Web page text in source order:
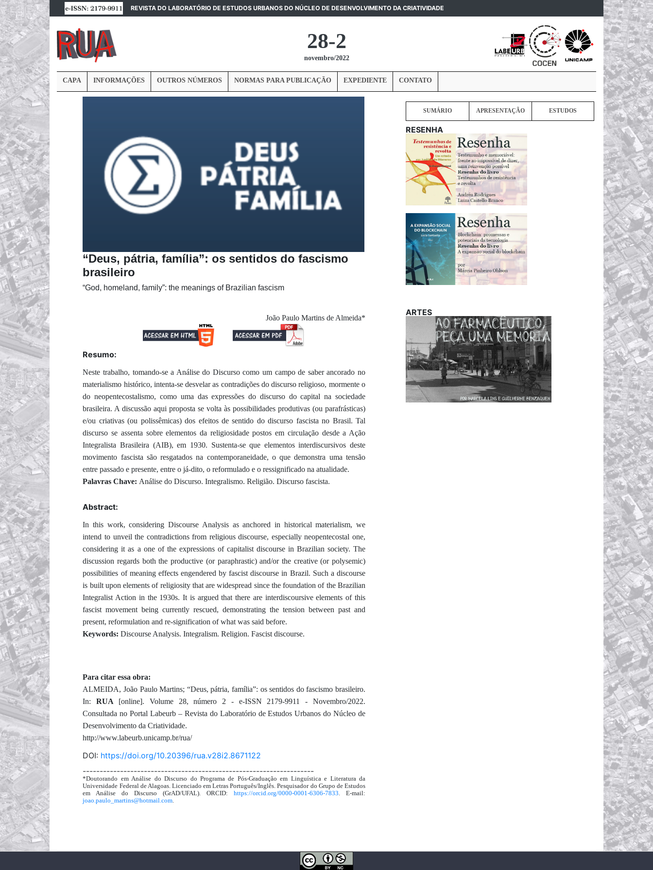
REVISTA DO LABORATÓRIO DE ESTUDOS URBANOS DO NÚCLEO DE DESENVOLVIMENTO DA CRIATIVIDADE
28-2
novembro/2022
CAPA INFORMAÇÕES OUTROS NÚMEROS NORMAS PARA PUBLICAÇÃO EXPEDIENTE CONTATO
“Deus, pátria, família”: os sentidos do fascismo
brasileiro
“God, homeland, family”: the meanings of Brazilian fascism
João Paulo Martins de Almeida*
Resumo:
Neste trabalho, tomando-se a Análise do Discurso como um campo de saber ancorado no
materialismo histórico, intenta-se desvelar as contradições do discurso religioso, mormente o
do neopentecostalismo, como uma das expressões do discurso do capital na sociedade
brasileira. A discussão aqui proposta se volta às possibilidades produtivas (ou parafrásticas)
e/ou criativas (ou polissêmicas) dos efeitos de sentido do discurso fascista no Brasil. Tal
discurso se assenta sobre elementos da religiosidade postos em circulação desde a Ação
Integralista Brasileira (AIB), em 1930. Sustenta-se que elementos interdiscursivos deste
movimento fascista são resgatados na contemporaneidade, o que demonstra uma tensão
entre passado e presente, entre o já-dito, o reformulado e o ressignificado na atualidade.
Palavras Chave: Análise do Discurso. Integralismo. Religião. Discurso fascista.
Abstract:
In this work, considering Discourse Analysis as anchored in historical materialism, we
intend to unveil the contradictions from religious discourse, especially neopentecostal one,
considering it as a one of the expressions of capitalist discourse in Brazilian society. The
discussion regards both the productive (or paraphrastic) and/or the creative (or polysemic)
possibilities of meaning effects engendered by fascist discourse in Brazil. Such a discourse
is built upon elements of religiosity that are widespread since the foundation of the Brazilian
Integralist Action in the 1930s. It is argued that there are interdiscoursive elements of this
fascist movement being currently rescued, demonstrating the tension between past and
present, reformulation and re-signification of what was said before.
Keywords:Discourse Analysis. Integralism. Religion. Fascist discourse.
Para citar essa obra:
ALMEIDA, João Paulo Martins; “Deus, pátria, família”: os sentidos do fascismo brasileiro.
In:RUA [online]. Volume 28, número 2 - e-ISSN 2179-9911 - Novembro/2022.
Consultada no Portal Labeurb – Revista do Laboratório de Estudos Urbanos do Núcleo de
Desenvolvimento da Criatividade.
http://www.labeurb.unicamp.br/rua/
DOI: https://doi.org/10.20396/rua.v28i2.8671122
--------------------------------------------------------------------
*Doutorando em Análise do Discurso do Programa de Pós-Graduação em Linguística e Literatura da
Universidade Federal de Alagoas. Licenciado em Letras Português/Inglês. Pesquisador do Grupo de Estudos
em Análise do Discurso (GrAD/UFAL). ORCID:https://orcid.org/0000-0001-6306-7833. E-mail:
joao.paulo_martins@hotmail.com.
SUMÁRIO APRESENTAÇÃO ESTUDOS
RESENHA
ARTES